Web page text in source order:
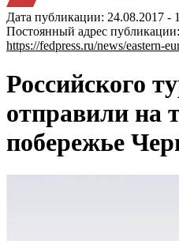
Дата публикации: 24.08.2017 -
Постоянный адрес публикации:
https://fedpress.ru/news/eastern-
Российского
отправили на
побережье